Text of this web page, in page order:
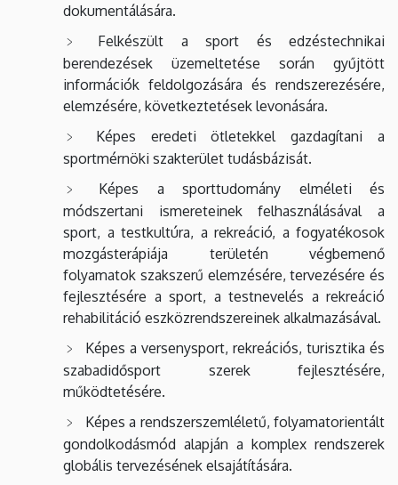
dokumentálására.
Felkészült a sport és edzéstechnikai
berendezések üzemeltetése során gyűjtött
információk feldolgozására és rendszerezésére,
elemzésére, következtetések levonására.
Képes eredeti ötletekkel gazdagítani a
sportmérnöki szakterület tudásbázisát.
Képes a sporttudomány elméleti és
módszertani ismereteinek felhasználásával a
sport, a testkultúra, a rekreáció, a fogyatékosok
mozgásterápiája területén végbemenő
folyamatok szakszerű elemzésére, tervezésére és
fejlesztésére a sport, a testnevelés a rekreáció
rehabilitáció eszközrendszereinek alkalmazásával.
Képes a versenysport, rekreációs, turisztika és
szabadidősport szerek fejlesztésére,
működtetésére.
Képes a rendszerszemléletű, folyamatorientált
gondolkodásmód alapján a komplex rendszerek
globális tervezésének elsajátítására.